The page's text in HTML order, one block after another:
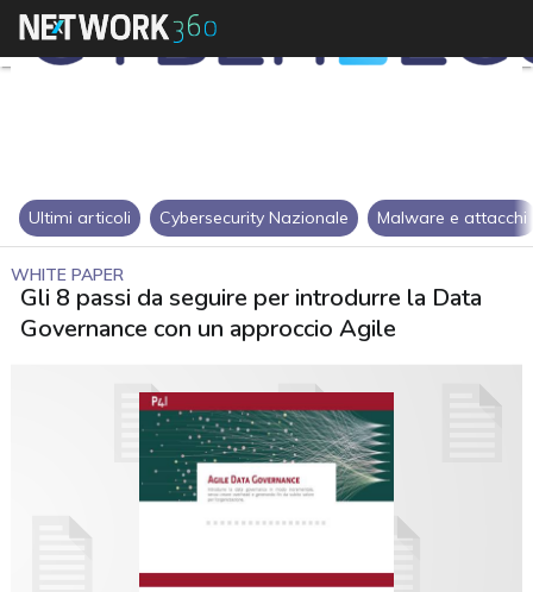
Ultimi articoli Cybersecurity Nazionale Malware e attacchi
WHITE PAPER
Gli 8 passi da seguire per introdurre la Data
Governance con un approccio Agile